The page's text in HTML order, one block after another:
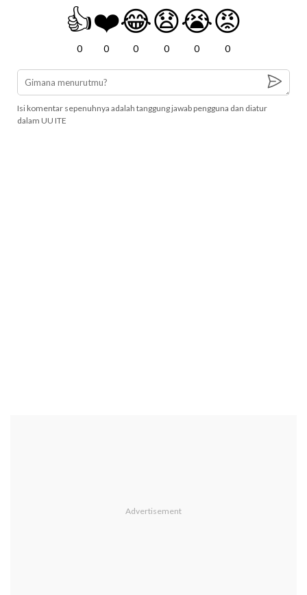
👍
0
❤️
0
😂
0
😧
0
😭
0
😡
0
Isi komentar sepenuhnya adalah tanggung jawab pengguna dan diatur
dalam UU ITE